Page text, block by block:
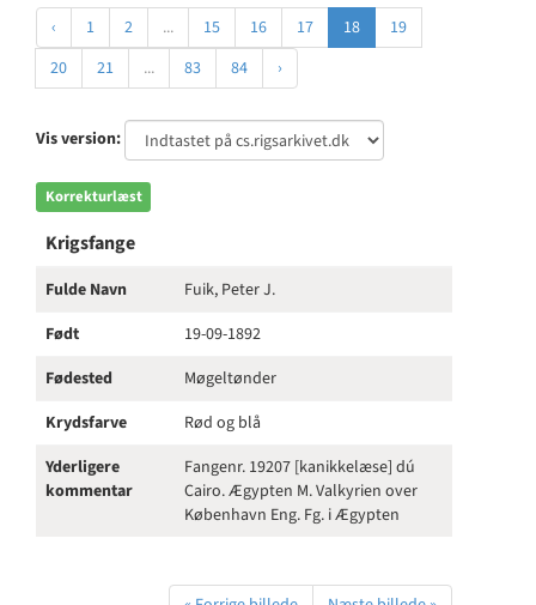
‹ 1 2 ... 15 16 17 18
19
20
21 ... 83 84 ›
Vis version:
Korrekturlæst
Krigsfange
Fulde Navn
Fuik, Peter J.
Født
19-09-1892
Fødested
Møgeltønder
Krydsfarve
Rød og blå
Yderligere
kommentar
Fangenr. 19207 [kanikkelæse] dú
Cairo. Ægypten M. Valkyrien over
København Eng. Fg. i Ægypten